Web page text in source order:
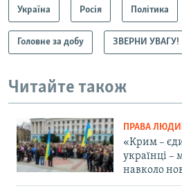
Україна Росія Політика
Головне за добу ЗВЕРНИ УВАГУ!
Читайте також
ПРАВА
«Крим –
українці –
навколо